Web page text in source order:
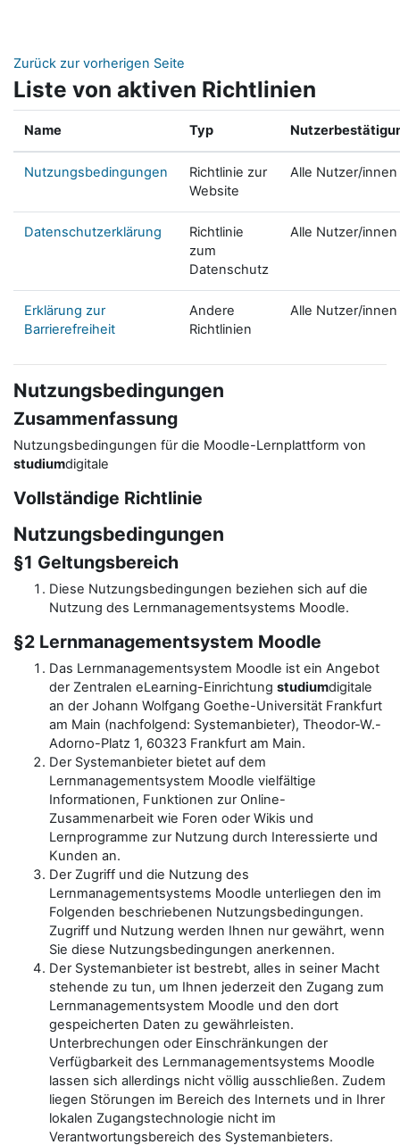
Zurück zur vorherigen Seite
Liste von aktiven Richtlinien
Name Typ
Nutzungsbedingungen
Richtlinie zur
Website
Alle Nutzer/innen
Datenschutzerklärung
Richtlinie
zum
Datenschutz
Alle Nutzer/innen
Erklärung zur
Barrierefreiheit
Andere
Richtlinien
Alle Nutzer/innen
Nutzungsbedingungen
Zusammenfassung
Nutzungsbedingungen für die Moodle-Lernplattform von
studiumdigitale
Vollständige Richtlinie
Nutzungsbedingungen
§1 Geltungsbereich
Diese Nutzungsbedingungen beziehen sich auf die
Nutzung des Lernmanagementsystems Moodle.
§2 Lernmanagementsystem Moodle
Das Lernmanagementsystem Moodle ist ein Angebot
der Zentralen eLearning-Einrichtung studiumdigitale
an der Johann Wolfgang Goethe-Universität Frankfurt
am Main (nachfolgend: Systemanbieter), Theodor-W.-
Adorno-Platz 1, 60323 Frankfurt am Main.
Der Systemanbieter bietet auf dem
Lernmanagementsystem Moodle vielfältige
Informationen, Funktionen zur Online-
Zusammenarbeit wie Foren oder Wikis und
Lernprogramme zur Nutzung durch Interessierte und
Kunden an.
Der Zugriff und die Nutzung des
Lernmanagementsystems Moodle unterliegen den im
Folgenden beschriebenen Nutzungsbedingungen.
Zugriff und Nutzung werden Ihnen nur gewährt, wenn
Sie diese Nutzungsbedingungen anerkennen.
Der Systemanbieter ist bestrebt, alles in seiner Macht
stehende zu tun, um Ihnen jederzeit den Zugang zum
Lernmanagementsystem Moodle und den dort
gespeicherten Daten zu gewährleisten.
Unterbrechungen oder Einschränkungen der
Verfügbarkeit des Lernmanagementsystems Moodle
lassen sich allerdings nicht völlig ausschließen. Zudem
liegen Störungen im Bereich des Internets und in Ihrer
lokalen Zugangstechnologie nicht im
Verantwortungsbereich des Systemanbieters.